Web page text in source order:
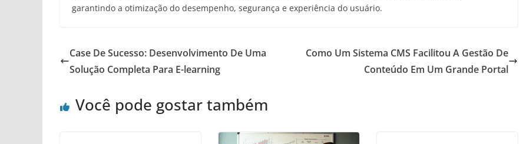
garantindo a otimização do desempenho, segurança e experiência do usuário.
Case De Sucesso: Desenvolvimento De Uma
Solução Completa Para E-learning
Como Um Sistema CMS Facilitou A Gestão De
Conteúdo Em Um Grande Portal
Você pode gostar também